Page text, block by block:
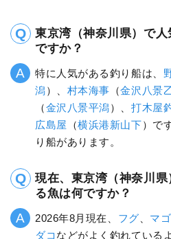
東京湾（神奈川県）で
ですか？
特に人気がある釣り船は、
潟）、 村本海事 （金沢八景
（金沢八景平潟）、 打木屋
広島屋 （横浜港新山下）で
り船があります。
現在、東京湾（神奈川
る魚は何ですか？
2026年8月現在、 フグ マ
ダコ などがよく釣れている